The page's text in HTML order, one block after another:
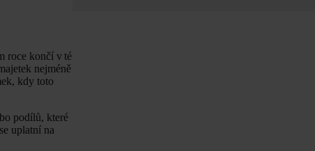
roce končí v té
nejméně
kdy toto
podílů, které
uplatní na